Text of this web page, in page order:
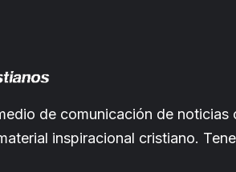
de comunicación de
inspiracional cristiano.